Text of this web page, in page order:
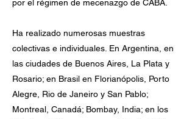
por el régimen de mecenazgo de CABA.
Ha realizado numerosas muestras
colectivas e individuales. En Argentina, en
las ciudades de Buenos Aires, La Plata y
Rosario; en Brasil en Florianópolis, Porto
Alegre, Rio de Janeiro y San Pablo;
Montreal, Canadá; Bombay, India; en los